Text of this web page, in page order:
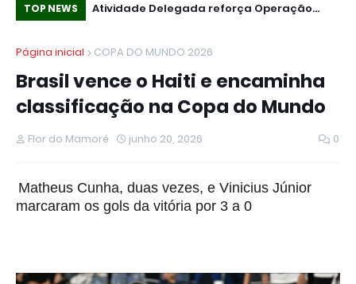
TOP NEWS
de Moraes
Atividade Delegada reforça Operação
Página inicial
COPA DO MUNDO 2026
Brasil vence o Haiti e encaminha
classificação na Copa do Mundo
Flor do Mamoré junho 20, 2026 0
Matheus Cunha, duas vezes, e Vinicius Júnior
marcaram os gols da vitória por 3 a 0